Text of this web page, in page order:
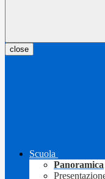
close
Scuola
Panoramica